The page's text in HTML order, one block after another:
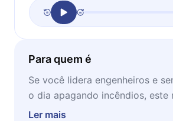
Para quem é
Se você lidera engenheiros e
o dia apagando incêndios, este
troca o caos por um mapa.
Ler mais